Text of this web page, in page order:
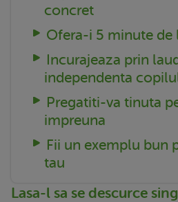
concret
Ofera-i 5 minute de
Incurajeaza prin
independenta
Pregatiti-va tinuta
impreuna
Fii un exemplu bun
tau
Lasa-l sa se descurce